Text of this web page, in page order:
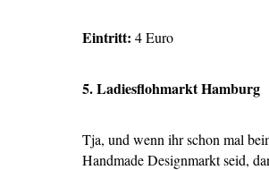
Eintritt: 4 Euro
5. Ladiesflohmarkt Hamburg
Tja, und wenn ihr schon mal
Handmade Designmarkt seid,